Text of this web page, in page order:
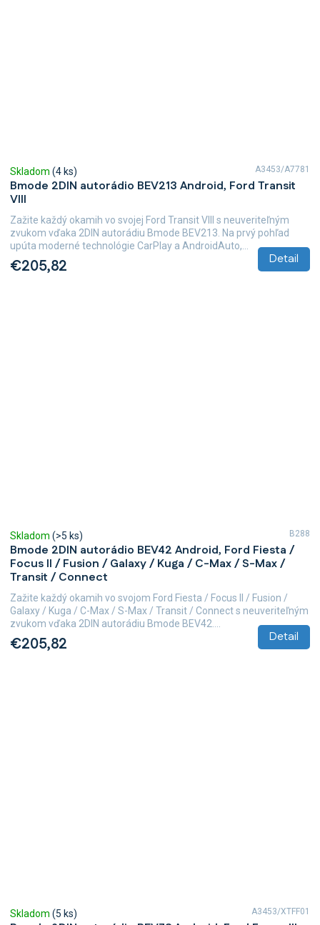
Bmode 2DIN autorádio BEV213 Android, Ford Transit
VIII
Skladom (4 ks)
€205,82 Detail
Zažite každý okamih vo svojej Ford Transit VIII s neuveriteľným
zvukom vďaka 2DIN autorádiu Bmode BEV213. Na prvý pohľad
upúta moderné technológie CarPlay a AndroidAuto,...
A3453/A7781
Bmode 2DIN autorádio BEV42 Android, Ford Fiesta /
Focus II / Fusion / Galaxy / Kuga / C-Max / S-Max /
Transit / Connect
Skladom (>5 ks)
€205,82 Detail
Zažite každý okamih vo svojom Ford Fiesta / Focus II / Fusion /
Galaxy / Kuga / C-Max / S-Max / Transit / Connect s neuveriteľným
zvukom vďaka 2DIN autorádiu Bmode BEV42....
B288
Skladom (5 ks) A3453/XTFF01